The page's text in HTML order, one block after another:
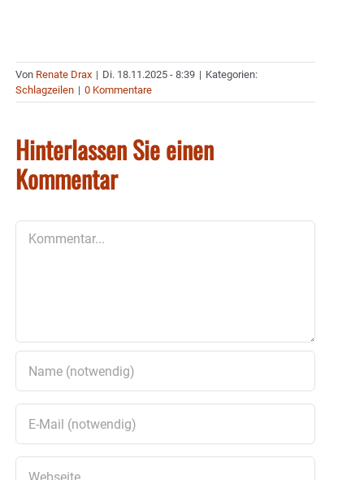
Von Renate Drax | Di. 18.11.2025 - 8:39 | Kategorien:
Schlagzeilen | 0 Kommentare
Hinterlassen Sie einen
Kommentar